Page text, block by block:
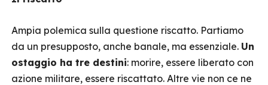
Ampia polemica sulla questione riscatto. Partiamo
da un presupposto, anche banale, ma essenziale. Un
ostaggio ha tre destini: morire, essere liberato con
azione militare, essere riscattato. Altre vie non ce ne